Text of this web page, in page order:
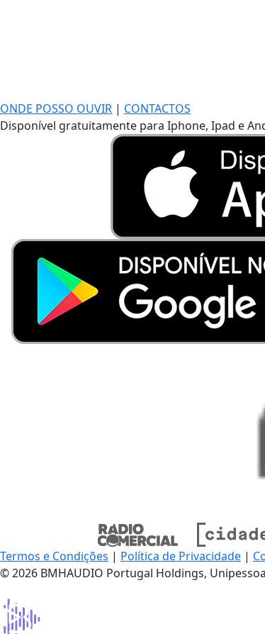
ONDE POSSO OUVIR | CONTACTOS
Disponível gratuitamente para Iphone, Ipad e
Termos e Condições | Política de Privacidade |
© 2026 BMHAUDIO Portugal Holdings,